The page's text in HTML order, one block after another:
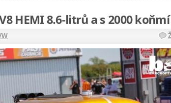
HEMI 8.6-litrů a s 2000